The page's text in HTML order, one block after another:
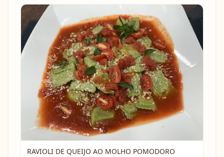
RAVIOLI DE QUEIJO AO MOLHO POMODORO